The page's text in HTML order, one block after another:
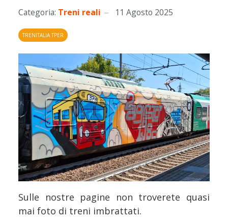
Categoria: Treni reali 11 Agosto 2025
TRENITALIA TPER
Sulle nostre pagine non troverete quasi
mai foto di treni imbrattati.